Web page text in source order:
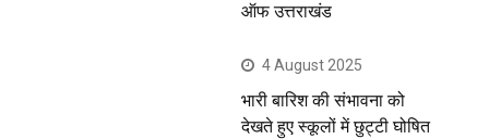
ऑफ उत्तराखंड
4 August 2025
भारी बारिश की संभावना को
देखते हुए स्कूलों में छुट्टी घोषित